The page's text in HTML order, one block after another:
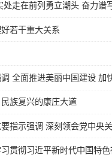
走在前列勇立潮头 奋力谱
若干重大关系
全面推进美丽中国建设 加
族复兴的康庄大道
指示强调 深刻领会党中央
贯彻习近平新时代中国特